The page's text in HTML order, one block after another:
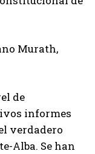
Murath,
de
informes
verdadero
Alba. Se han